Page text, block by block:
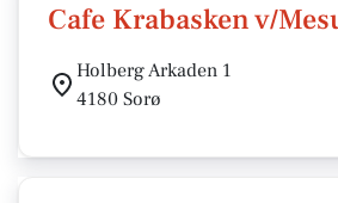
Cafe Krabasken v/
Holberg Arkaden 1
4180 Sorø